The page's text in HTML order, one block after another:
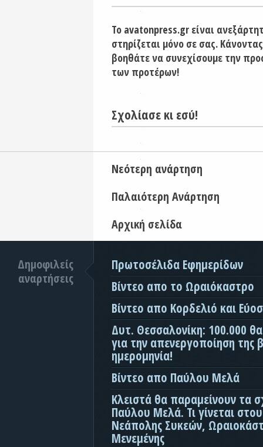
Το avatonpress.gr είναι
στηρίζεται μόνο σε σας.
βοηθάτε να συνεχίσουμε την
των προτέρων!
Σχολίασε κι εσύ!
Νεότερη ανάρτηση
Παλαιότερη Ανάρτηση
Αρχική σελίδα
Δημοφιλείς
αναρτήσεις
Πρωτοσέλιδα Εφημερίδων
Βίντεο απο το Ωραιόκαστρο
Βίντεο απο Κορδελιό και
Δυτ. Θεσσαλονίκη: 100.000
για την απενεργοποίηση της
ημερομηνία!
Βίντεο απο Παύλου Μελά
Κλειστά θα παραμείνουν τα
Παύλου Μελά. Τι γίνεται
Νεάπολης Συκεών,
Μενεμένης